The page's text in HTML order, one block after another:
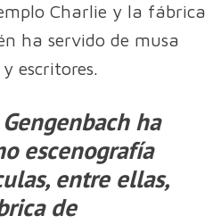
Charlie y la fábrica
ha servido de musa
escritores.
ha
escenografía
entre ellas,
de